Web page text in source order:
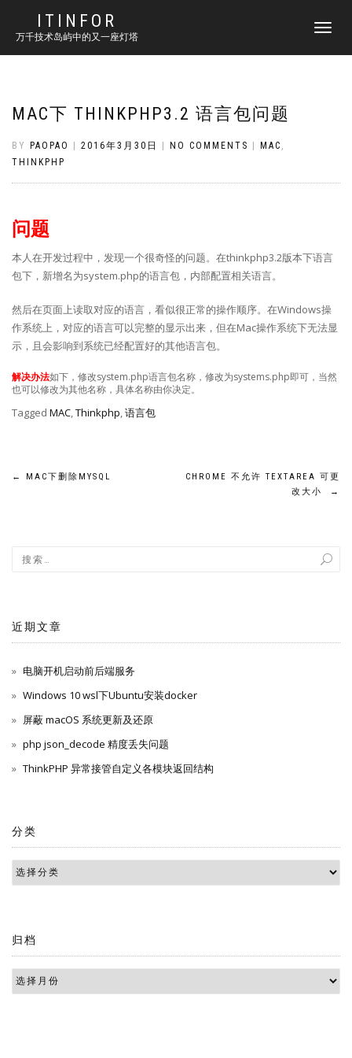
ITINFOR
万千技术岛屿中的又一座灯塔
TOGGLE
MAC下 THINKPHP3.2 语言包问题
BY PAOPAO 2016年3月30日 NO COMMENTS MAC ,
THINKPHP
问题
本人在开发过程中，发现一个很奇怪的问题。在thinkphp3.2版本下语言
包下，新增名为system.php的语言包，内部配置相关语言。
然后在页面上读取对应的语言，看似很正常的操作顺序。在Windows操
作系统上，对应的语言可以完整的显示出来，但在Mac操作系统下无法显
示，且会影响到系统已经配置好的其他语言包。
解决办法如下，修改system.php语言包名称，修改为systems.php即可，当然
也可以修改为其他名称，具体名称由你决定。
Tagged MAC,Thinkphp,语言包
文
导
← MAC下删除MYSQL
CHROME 不允许 TEXTAREA 可更
改大小
→
近期文章
电脑开机启动前后端服务
Windows 10 wsl下Ubuntu安装docker
屏蔽 macOS 系统更新及还原
php json_decode 精度丢失问题
ThinkPHP 异常接管自定义各模块返回结构
分类
归档